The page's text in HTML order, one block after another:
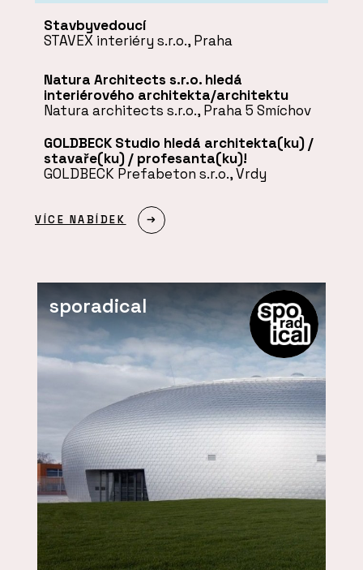
Stavbyvedoucí
STAVEX interiéry s.r.o., Praha
Natura Architects s.r.o. hledá
interiérového architekta/architektu
Natura architects s.r.o., Praha 5 Smíchov
GOLDBECK Studio hledá architekta(ku) /
stavaře(ku) / profesanta(ku)!
GOLDBECK Prefabeton s.r.o., Vrdy
VÍCE NABÍDEK
sporadical